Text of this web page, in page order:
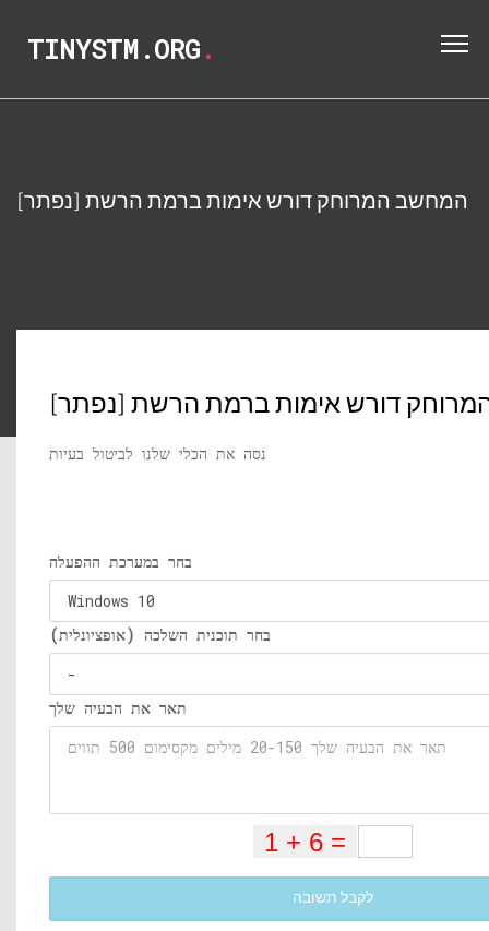
TINYSTM.ORG.
[נפתר] המחשב המרוחק דורש אימות ברמת הרשת
המרוחק דורש אימות ברמת הרשת
נסה את הכלי שלנו לביטול בעיות
בחר במערכת ההפעלה
בחר תוכנית השלכה (אופציונלית)
תאר את הבעיה שלך
לקבל תשובה